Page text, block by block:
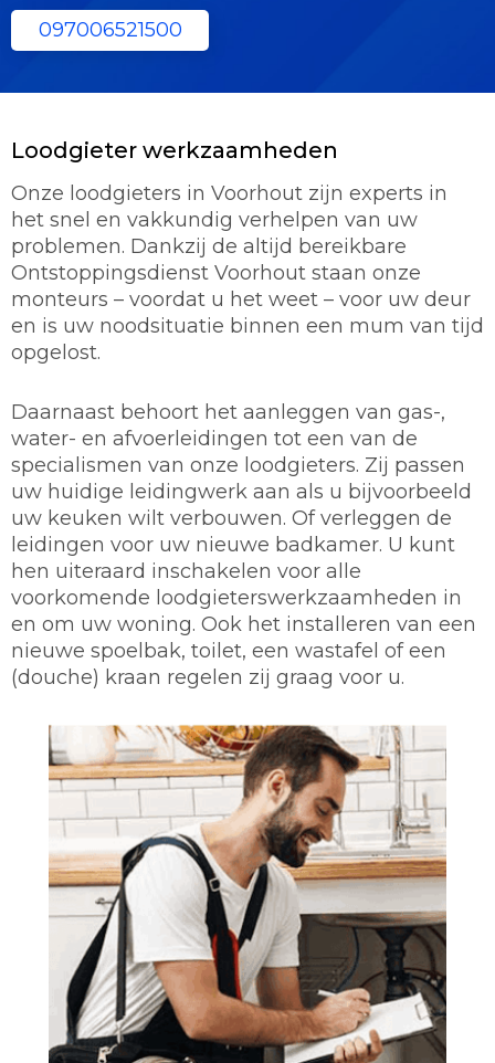
097006521500
Loodgieter werkzaamheden
Onze loodgieters in Voorhout zijn experts in
het snel en vakkundig verhelpen van uw
problemen. Dankzij de altijd bereikbare
Ontstoppingsdienst Voorhout staan onze
monteurs – voordat u het weet – voor uw deur
en is uw noodsituatie binnen een mum van tijd
opgelost.
Daarnaast behoort het aanleggen van gas-,
water- en afvoerleidingen tot een van de
specialismen van onze loodgieters. Zij passen
uw huidige leidingwerk aan als u bijvoorbeeld
uw keuken wilt verbouwen. Of verleggen de
leidingen voor uw nieuwe badkamer. U kunt
hen uiteraard inschakelen voor alle
voorkomende loodgieterswerkzaamheden in
en om uw woning. Ook het installeren van een
nieuwe spoelbak, toilet, een wastafel of een
(douche) kraan regelen zij graag voor u.